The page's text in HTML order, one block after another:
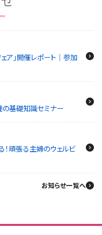
ェア」開催レポート｜参加
の基礎知識セミナー
！頑張る主婦のウェルビ
お知らせ一覧へ